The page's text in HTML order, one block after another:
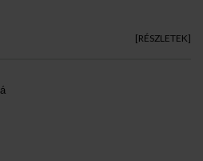
[RÉSZLETEK]